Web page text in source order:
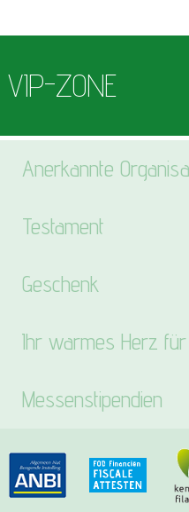
VIP-ZONE
Anerkannte
Testament
Geschenk
Ihr warmes Herz für
Messenstipendien